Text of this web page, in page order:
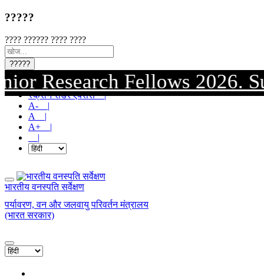
?????
???? ?????? ???? ????
?????
Fellows 2026.
मुख्य सामग्री पर जाएं |
स्क्रीन रीडर एक्सेस |
A- |
A |
A+ |
|
भारतीय वनस्पति सर्वेक्षण
पर्यावरण, वन और जलवायु परिवर्तन मंत्रालय
(भारत सरकार)